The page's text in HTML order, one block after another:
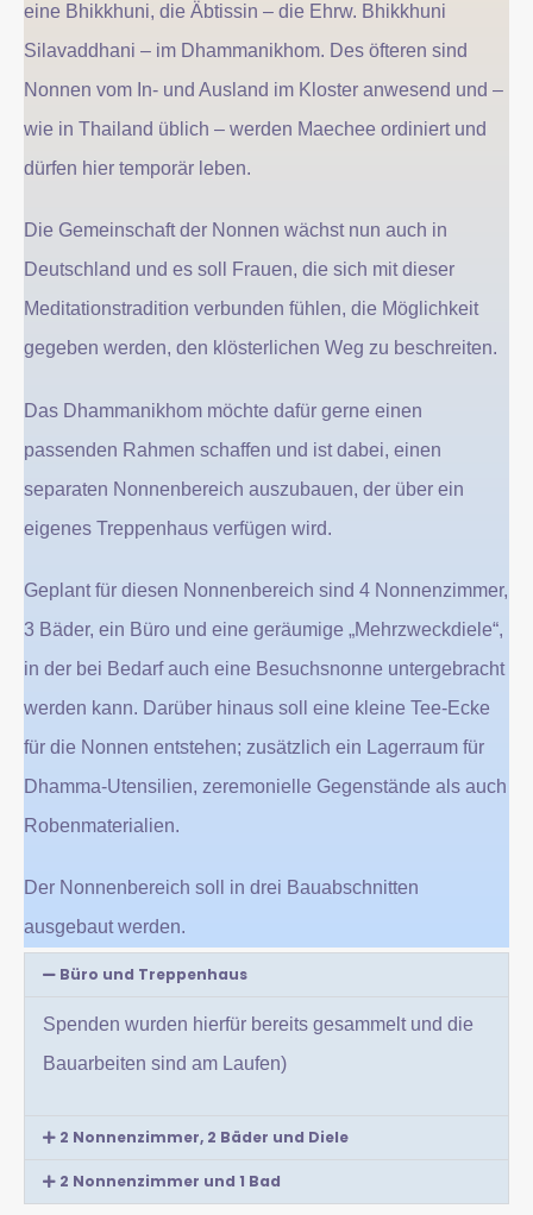
eine Bhikkhuni, die Äbtissin – die Ehrw. Bhikkhuni
Silavaddhani – im Dhammanikhom. Des öfteren sind
Nonnen vom In- und Ausland im Kloster anwesend und –
wie in Thailand üblich – werden Maechee ordiniert und
dürfen hier temporär leben.
Die Gemeinschaft der Nonnen wächst nun auch in
Deutschland und es soll Frauen, die sich mit dieser
Meditationstradition verbunden fühlen, die Möglichkeit
gegeben werden, den klösterlichen Weg zu beschreiten.
Das Dhammanikhom möchte dafür gerne einen
passenden Rahmen schaffen und ist dabei, einen
separaten Nonnenbereich auszubauen, der über ein
eigenes Treppenhaus verfügen wird.
Geplant für diesen Nonnenbereich sind 4 Nonnenzimmer,
3 Bäder, ein Büro und eine geräumige „Mehrzweckdiele“,
in der bei Bedarf auch eine Besuchsnonne untergebracht
werden kann. Darüber hinaus soll eine kleine Tee-Ecke
für die Nonnen entstehen; zusätzlich ein Lagerraum für
Dhamma-Utensilien, zeremonielle Gegenstände als auch
Robenmaterialien.
Der Nonnenbereich soll in drei Bauabschnitten
ausgebaut werden.
Büro und Treppenhaus
Spenden wurden hierfür bereits gesammelt und die
Bauarbeiten sind am Laufen)
2 Nonnenzimmer, 2 Bäder und Diele
2 Nonnenzimmer und 1 Bad